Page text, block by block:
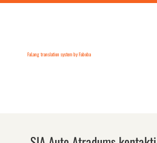
FaLang translation system by Faboba